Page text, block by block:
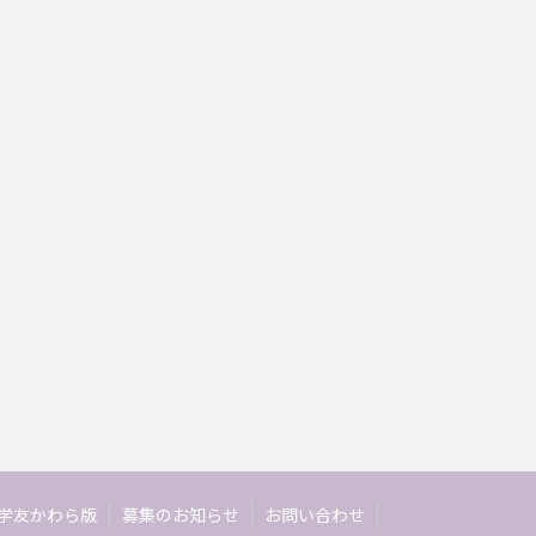
友かわら版 募集のお知らせ お問い合わせ